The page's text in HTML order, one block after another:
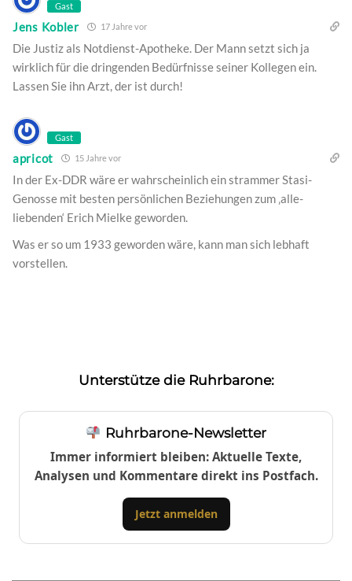
Gast
Jens Kobler 17 Jahre vor
Die Justiz als Notdienst-Apotheke. Der Mann setzt sich ja
wirklich für die dringenden Bedürfnisse seiner Kollegen ein.
Lassen Sie ihn Arzt, der ist durch!
Gast
apricot 15 Jahre vor
In der Ex-DDR wäre er wahrscheinlich ein strammer Stasi-
Genosse mit besten persönlichen Beziehungen zum ‚alle-
liebenden‘ Erich Mielke geworden.
Was er so um 1933 geworden wäre, kann man sich lebhaft
vorstellen.
Unterstütze die Ruhrbarone:
Ruhrbarone-Newsletter
Immer informiert bleiben: Aktuelle Texte,
Analysen und Kommentare direkt ins Postfach.
Jetzt anmelden